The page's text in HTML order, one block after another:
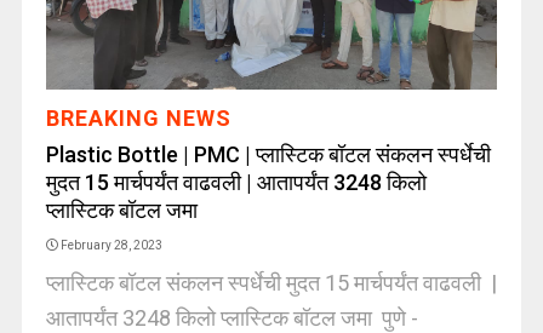
BREAKING NEWS
Plastic Bottle | PMC | प्लास्टिक बॉटल संकलन स्पर्धेची
मुदत 15 मार्चपर्यंत वाढवली | आतापर्यंत 3248 किलो
प्लास्टिक बॉटल जमा
February 28, 2023
प्लास्टिक बॉटल संकलन स्पर्धेची मुदत 15 मार्चपर्यंत वाढवली |
आतापर्यंत 3248 किलो प्लास्टिक बॉटल जमा पुणे -